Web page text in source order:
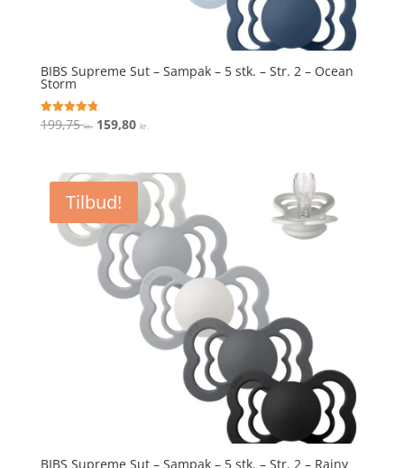
BIBS Supreme Sut – Sampak – 5 stk. – Str. 2 – Ocean
Storm
Vurderet
4.8
199,75kr. Den
var:
199,75 kr..
159,80 kr.
er:
159,80 kr..
Tilbud!
BIBS Supreme Sut – Sampak – 5 stk. – Str. 2 – Rainy